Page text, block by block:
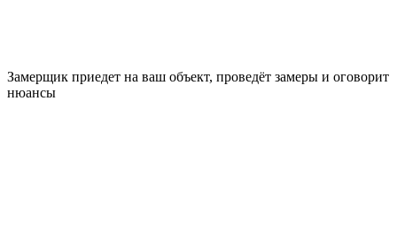
Замерщик приедет на ваш объект, проведёт замеры и оговорит
нюансы